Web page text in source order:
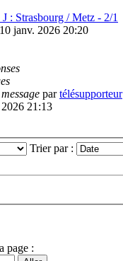
: Strasbourg / Metz - 2/1
10 janv. 2026 20:20
partélésupporteur
21:13
Trier par :
page :